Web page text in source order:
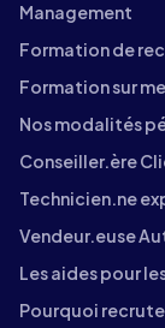
Management
Formation de
Formation sur
Nos modalités
Conseiller.ère
Technicien.ne
Vendeur.euse
Les aides pour
Pourquoi